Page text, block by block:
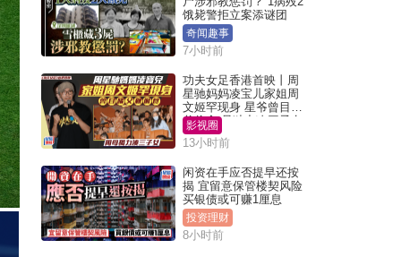
饿毙警拒立案添谜团
奇闻趣事
7小时前
功夫女足香港首映丨周
星驰妈妈凌宝儿家姐周
文姬罕现身 星爷曾目睹
父偷食 母独力凑三子女
影视圈
13小时前
闲资在手应否提早还按
揭 宜留意保管楼契风险
买银债或可赚1厘息
投资理财
8小时前